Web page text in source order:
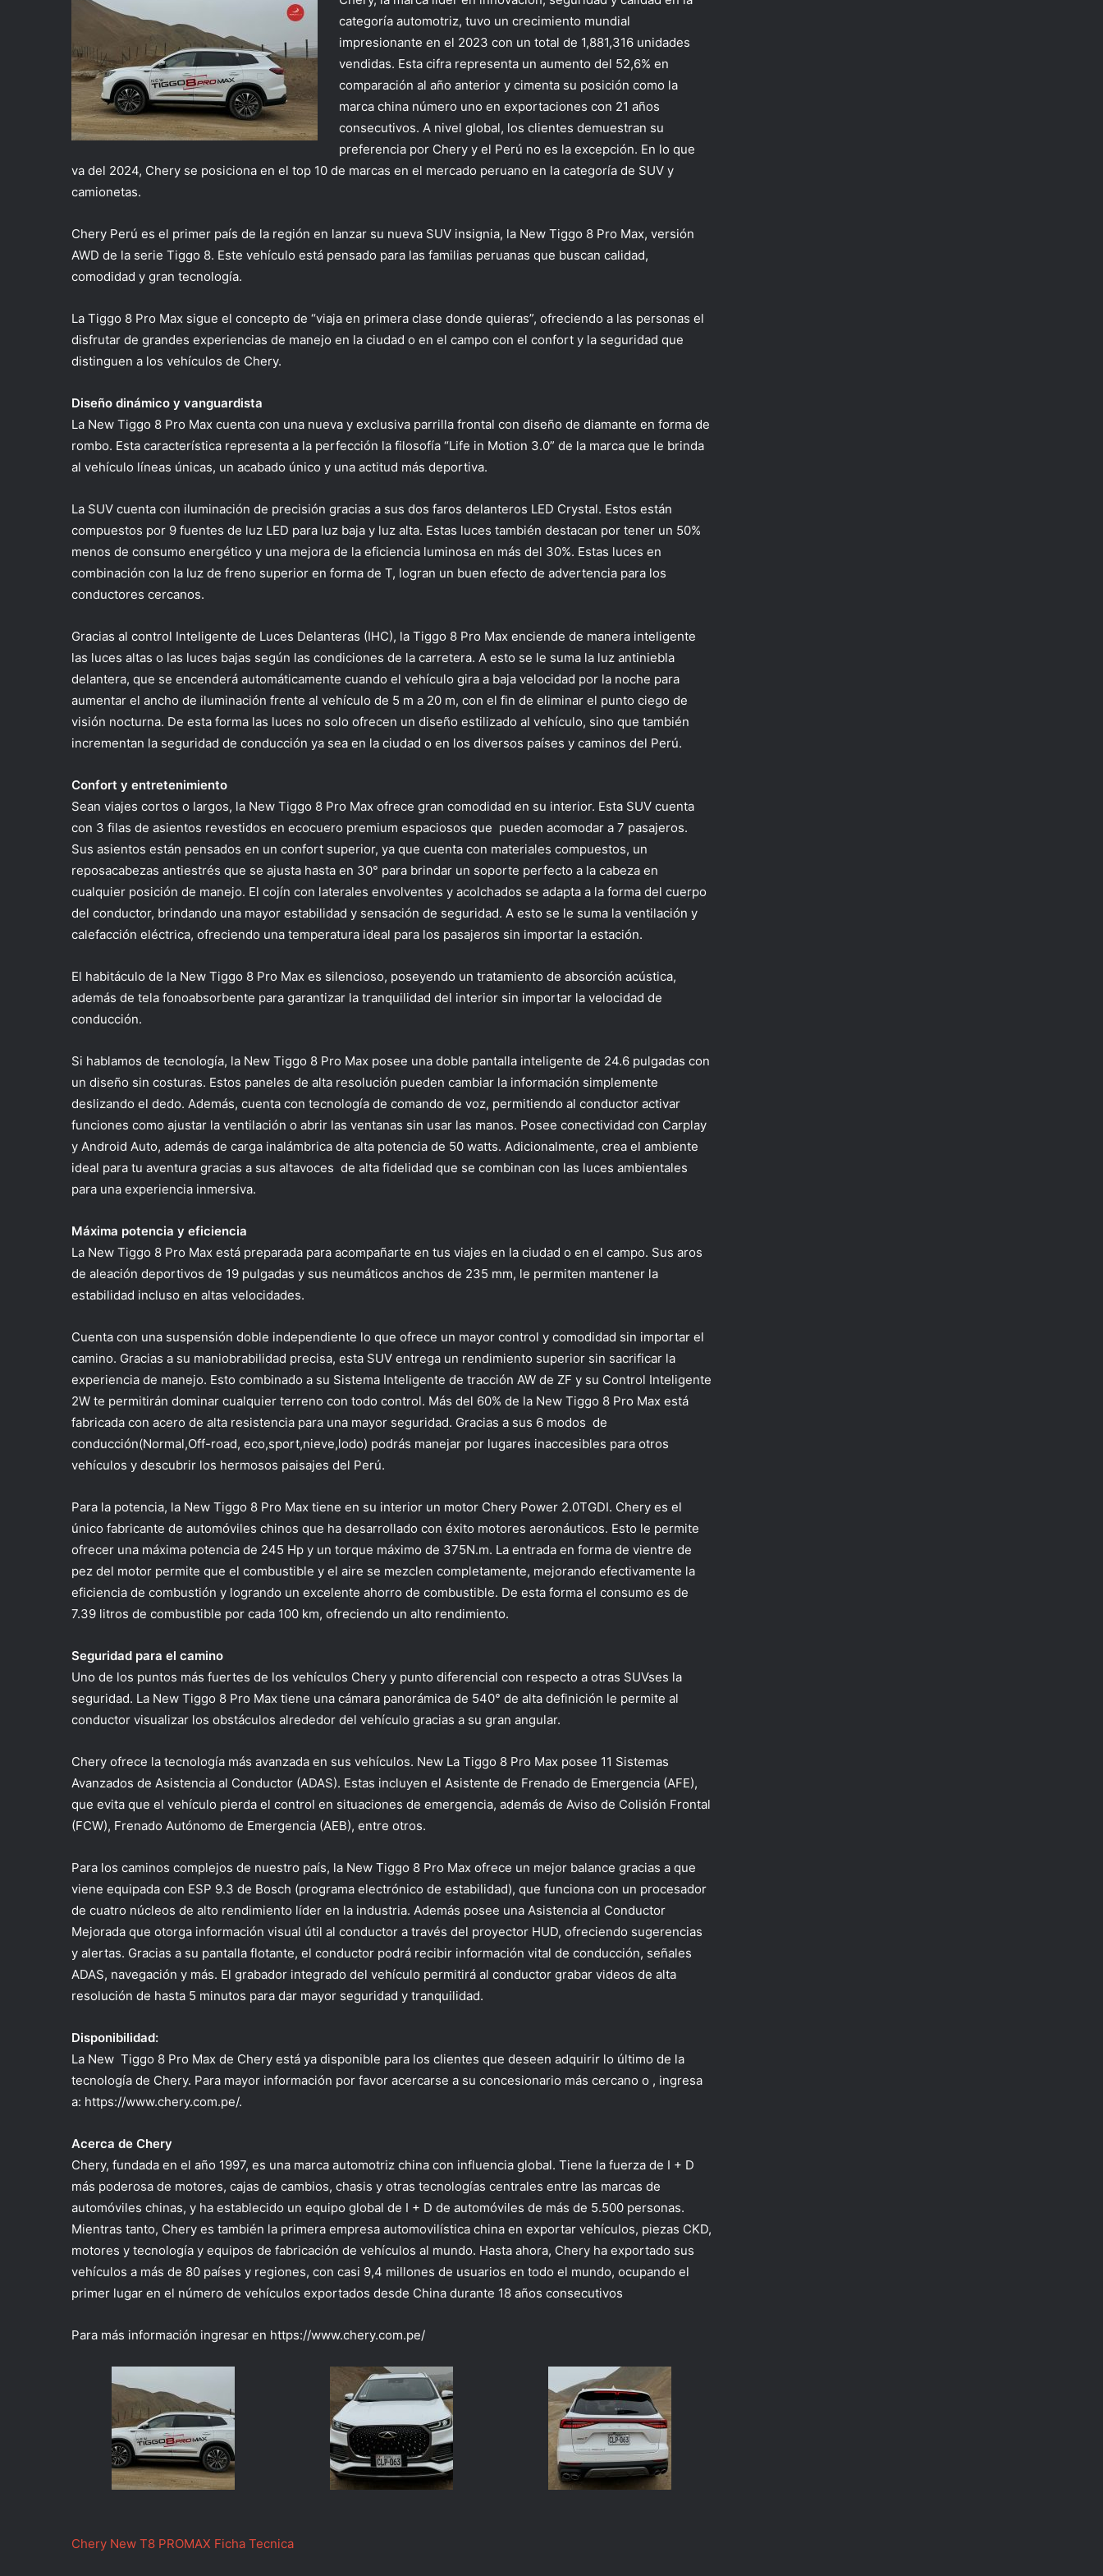
categoría automotriz, tuvo un crecimiento mundial
impresionante en el 2023 con un total de 1,881,316 unidades
vendidas. Esta cifra representa un aumento del 52,6% en
comparación al año anterior y cimenta su posición como la
marca china número uno en exportaciones con 21 años
consecutivos. A nivel global, los clientes demuestran su
preferencia por Chery y el Perú no es la excepción. En lo que
va del 2024, Chery se posiciona en el top 10 de marcas en el mercado peruano en la categoría de SUV y
camionetas.
Chery Perú es el primer país de la región en lanzar su nueva SUV insignia, la New Tiggo 8 Pro Max, versión
AWD de la serie Tiggo 8. Este vehículo está pensado para las familias peruanas que buscan calidad,
comodidad y gran tecnología.
La Tiggo 8 Pro Max sigue el concepto de “viaja en primera clase donde quieras”, ofreciendo a las personas el
disfrutar de grandes experiencias de manejo en la ciudad o en el campo con el confort y la seguridad que
distinguen a los vehículos de Chery.
Diseño dinámico y vanguardista
La New Tiggo 8 Pro Max cuenta con una nueva y exclusiva parrilla frontal con diseño de diamante en forma de
rombo. Esta característica representa a la perfección la filosofía “Life in Motion 3.0” de la marca que le brinda
al vehículo líneas únicas, un acabado único y una actitud más deportiva.
La SUV cuenta con iluminación de precisión gracias a sus dos faros delanteros LED Crystal. Estos están
compuestos por 9 fuentes de luz LED para luz baja y luz alta. Estas luces también destacan por tener un 50%
menos de consumo energético y una mejora de la eficiencia luminosa en más del 30%. Estas luces en
combinación con la luz de freno superior en forma de T, logran un buen efecto de advertencia para los
conductores cercanos.
Gracias al control Inteligente de Luces Delanteras (IHC), la Tiggo 8 Pro Max enciende de manera inteligente
las luces altas o las luces bajas según las condiciones de la carretera. A esto se le suma la luz antiniebla
delantera, que se encenderá automáticamente cuando el vehículo gira a baja velocidad por la noche para
aumentar el ancho de iluminación frente al vehículo de 5 m a 20 m, con el fin de eliminar el punto ciego de
visión nocturna. De esta forma las luces no solo ofrecen un diseño estilizado al vehículo, sino que también
incrementan la seguridad de conducción ya sea en la ciudad o en los diversos países y caminos del Perú.
Confort y entretenimiento
Sean viajes cortos o largos, la New Tiggo 8 Pro Max ofrece gran comodidad en su interior. Esta SUV cuenta
con 3 filas de asientos revestidos en ecocuero premium espaciosos que pueden acomodar a 7 pasajeros.
Sus asientos están pensados en un confort superior, ya que cuenta con materiales compuestos, un
reposacabezas antiestrés que se ajusta hasta en 30° para brindar un soporte perfecto a la cabeza en
cualquier posición de manejo. El cojín con laterales envolventes y acolchados se adapta a la forma del cuerpo
del conductor, brindando una mayor estabilidad y sensación de seguridad. A esto se le suma la ventilación y
calefacción eléctrica, ofreciendo una temperatura ideal para los pasajeros sin importar la estación.
El habitáculo de la New Tiggo 8 Pro Max es silencioso, poseyendo un tratamiento de absorción acústica,
además de tela fonoabsorbente para garantizar la tranquilidad del interior sin importar la velocidad de
conducción.
Si hablamos de tecnología, la New Tiggo 8 Pro Max posee una doble pantalla inteligente de 24.6 pulgadas con
un diseño sin costuras. Estos paneles de alta resolución pueden cambiar la información simplemente
deslizando el dedo. Además, cuenta con tecnología de comando de voz, permitiendo al conductor activar
funciones como ajustar la ventilación o abrir las ventanas sin usar las manos. Posee conectividad con Carplay
y Android Auto, además de carga inalámbrica de alta potencia de 50 watts. Adicionalmente, crea el ambiente
ideal para tu aventura gracias a sus altavoces de alta fidelidad que se combinan con las luces ambientales
para una experiencia inmersiva.
Máxima potencia y eficiencia
La New Tiggo 8 Pro Max está preparada para acompañarte en tus viajes en la ciudad o en el campo. Sus aros
de aleación deportivos de 19 pulgadas y sus neumáticos anchos de 235 mm, le permiten mantener la
estabilidad incluso en altas velocidades.
Cuenta con una suspensión doble independiente lo que ofrece un mayor control y comodidad sin importar el
camino. Gracias a su maniobrabilidad precisa, esta SUV entrega un rendimiento superior sin sacrificar la
experiencia de manejo. Esto combinado a su Sistema Inteligente de tracción AW de ZF y su Control Inteligente
2W te permitirán dominar cualquier terreno con todo control. Más del 60% de la New Tiggo 8 Pro Max está
fabricada con acero de alta resistencia para una mayor seguridad. Gracias a sus 6 modos de
conducción(Normal,Off-road, eco,sport,nieve,lodo) podrás manejar por lugares inaccesibles para otros
vehículos y descubrir los hermosos paisajes del Perú.
Para la potencia, la New Tiggo 8 Pro Max tiene en su interior un motor Chery Power 2.0TGDI. Chery es el
único fabricante de automóviles chinos que ha desarrollado con éxito motores aeronáuticos. Esto le permite
ofrecer una máxima potencia de 245 Hp y un torque máximo de 375N.m. La entrada en forma de vientre de
pez del motor permite que el combustible y el aire se mezclen completamente, mejorando efectivamente la
eficiencia de combustión y logrando un excelente ahorro de combustible. De esta forma el consumo es de
7.39 litros de combustible por cada 100 km, ofreciendo un alto rendimiento.
Seguridad para el camino
Uno de los puntos más fuertes de los vehículos Chery y punto diferencial con respecto a otras SUVses la
seguridad. La New Tiggo 8 Pro Max tiene una cámara panorámica de 540° de alta definición le permite al
conductor visualizar los obstáculos alrededor del vehículo gracias a su gran angular.
Chery ofrece la tecnología más avanzada en sus vehículos. New La Tiggo 8 Pro Max posee 11 Sistemas
Avanzados de Asistencia al Conductor (ADAS). Estas incluyen el Asistente de Frenado de Emergencia (AFE),
que evita que el vehículo pierda el control en situaciones de emergencia, además de Aviso de Colisión Frontal
(FCW), Frenado Autónomo de Emergencia (AEB), entre otros.
Para los caminos complejos de nuestro país, la New Tiggo 8 Pro Max ofrece un mejor balance gracias a que
viene equipada con ESP 9.3 de Bosch (programa electrónico de estabilidad), que funciona con un procesador
de cuatro núcleos de alto rendimiento líder en la industria. Además posee una Asistencia al Conductor
Mejorada que otorga información visual útil al conductor a través del proyector HUD, ofreciendo sugerencias
y alertas. Gracias a su pantalla flotante, el conductor podrá recibir información vital de conducción, señales
ADAS, navegación y más. El grabador integrado del vehículo permitirá al conductor grabar videos de alta
resolución de hasta 5 minutos para dar mayor seguridad y tranquilidad.
Disponibilidad:
La New Tiggo 8 Pro Max de Chery está ya disponible para los clientes que deseen adquirir lo último de la
tecnología de Chery. Para mayor información por favor acercarse a su concesionario más cercano o , ingresa
a: https://www.chery.com.pe/.
Acerca de Chery
Chery, fundada en el año 1997, es una marca automotriz china con influencia global. Tiene la fuerza de I + D
más poderosa de motores, cajas de cambios, chasis y otras tecnologías centrales entre las marcas de
automóviles chinas, y ha establecido un equipo global de I + D de automóviles de más de 5.500 personas.
Mientras tanto, Chery es también la primera empresa automovilística china en exportar vehículos, piezas CKD,
motores y tecnología y equipos de fabricación de vehículos al mundo. Hasta ahora, Chery ha exportado sus
vehículos a más de 80 países y regiones, con casi 9,4 millones de usuarios en todo el mundo, ocupando el
primer lugar en el número de vehículos exportados desde China durante 18 años consecutivos
Para más información ingresar en https://www.chery.com.pe/
Chery New T8 PROMAX Ficha Tecnica